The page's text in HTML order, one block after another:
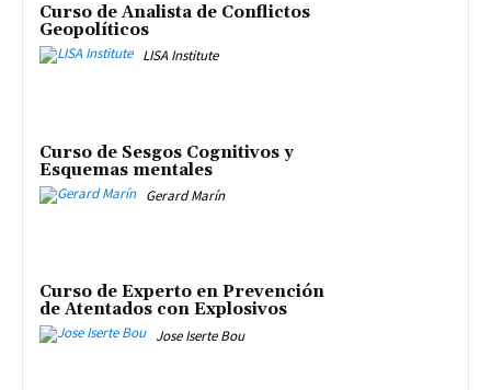
Curso de Analista de Conflictos
Geopolíticos
LISA Institute
Curso de Sesgos Cognitivos y
Esquemas mentales
Gerard Marín
Curso de Experto en Prevención
de Atentados con Explosivos
Jose Iserte Bou